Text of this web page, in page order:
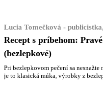
Lucia Tomečková -
Recept s príbehom:
(bezlepkové)
Pri bezlepkovom pečení sa
je to klasická múka, výrobky z